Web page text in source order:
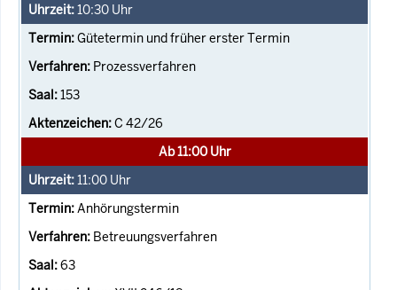
10:30 Uhr
Gütetermin und früher erster Termin
Prozessverfahren
153
C 42/26
Ab 11:00 Uhr
11:00 Uhr
Anhörungstermin
Betreuungsverfahren
63